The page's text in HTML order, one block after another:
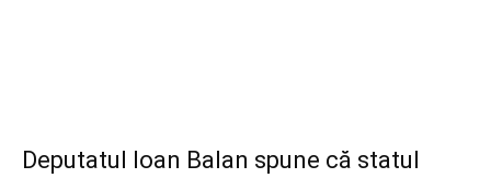
Deputatul Ioan Balan spune că statul